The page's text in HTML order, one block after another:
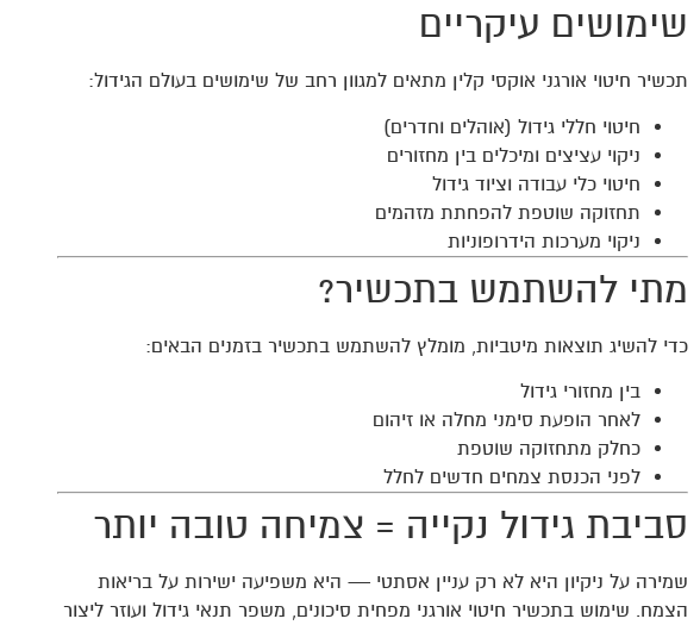
שימושים עיקריים
תכשיר חיטוי אורגני אוקסי קלין מתאים למגוון רחב של שימושים בעולם הגידול:
חיטוי חללי גידול (אוהלים וחדרים)
ניקוי עציצים ומיכלים בין מחזורים
חיטוי כלי עבודה וציוד גידול
תחזוקה שוטפת להפחתת מזהמים
ניקוי מערכות הידרופוניות
מתי להשתמש בתכשיר?
כדי להשיג תוצאות מיטביות, מומלץ להשתמש בתכשיר בזמנים הבאים:
בין מחזורי גידול
לאחר הופעת סימני מחלה או זיהום
כחלק מתחזוקה שוטפת
לפני הכנסת צמחים חדשים לחלל
סביבת גידול נקייה = צמיחה טובה יותר
שמירה על ניקיון היא לא רק עניין אסתטי — היא משפיעה ישירות על בריאות
הצמח. שימוש בתכשיר חיטוי אורגני מפחית סיכונים, משפר תנאי גידול ועוזר ליצור